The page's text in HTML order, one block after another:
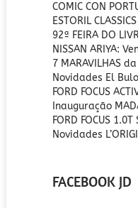
COMIC CON
ESTORIL
92ª FEIRA DO
NISSAN ARIYA:
7 MARAVILHAS da
Novidades El
FORD FOCUS
Inauguração
FORD FOCUS
Novidades
FACEBOOK JD